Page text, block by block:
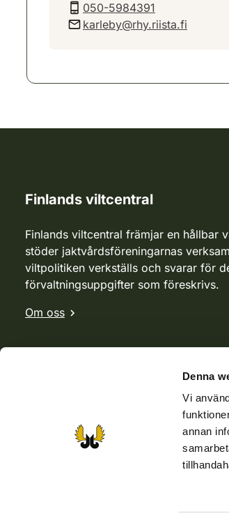
Denna
Vi
annan
050-5984391
karleby@rhy.riista.fi
Finlands viltcentral
Finlands viltcentral främjar en hållbar
stöder jaktvårdsföreningarnas
viltpolitiken verkställs och svarar för
förvaltningsuppgifter som föreskrivs.
Om oss